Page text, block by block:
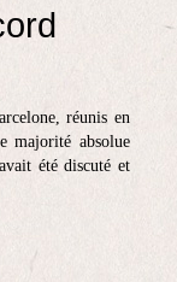
réunis en
majorité absolue
été discuté et